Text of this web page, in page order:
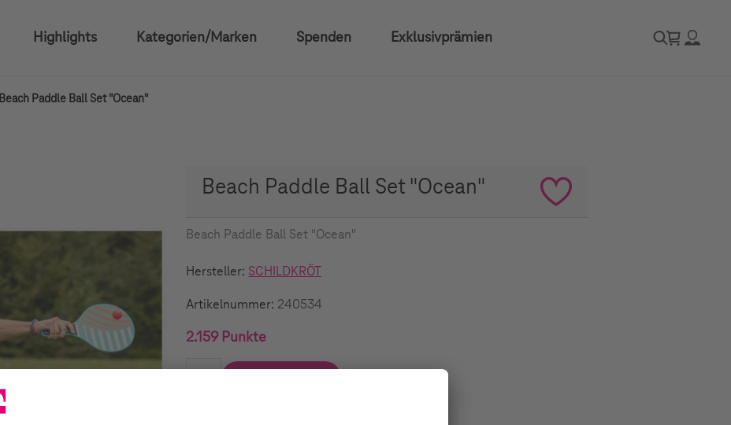
Highlights Kategorien/Marken Spenden Exklusivprämien
Beach Paddle Ball Set "Ocean"
Beach Paddle Ball Set "Ocean"
Beach Paddle Ball Set "Ocean"
Hersteller: SCHILDKRÖT
Artikelnummer: 240534
2.159 Punkte